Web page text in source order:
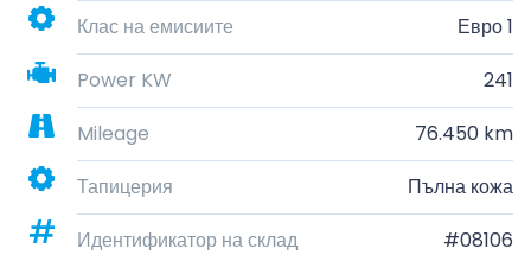
Клас на емисиите
Евро 1
Power KW
241
Mileage
76.450 km
Тапицерия
Пълна кожа
Идентификатор на склад
#08106